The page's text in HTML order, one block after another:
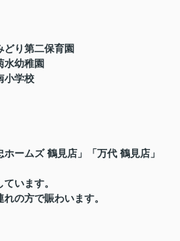
どり第二保育園
水幼稚園
小学校
ホームズ 鶴見店」「万代 鶴見店」
います。
の方で賑わいます。